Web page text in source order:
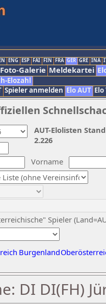
ENG ESP FAI FIN FRA GER GRE INA
Foto-Galerie Meldekartei
Elozahl
Spieler anmelden Elo AUT
Vorname
Spieler
Burgenland
AUT-Elolisten
2.226
DI DI(FH)